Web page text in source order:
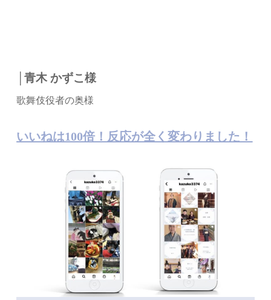
│青木 かずこ様
歌舞伎役者の奥様
いいねは100倍！反応が全く変わりました！